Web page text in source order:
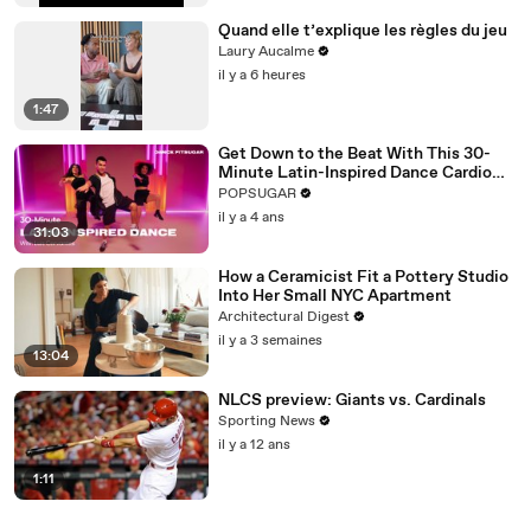
1:47
Quand elle t’explique les règles du jeu
Laury Aucalme
il y a 6 heures
31:03
Get Down to the Beat With This 30-
Minute Latin-Inspired Dance Cardio
Routine
POPSUGAR
il y a 4 ans
13:04
How a Ceramicist Fit a Pottery Studio
Into Her Small NYC Apartment
Architectural Digest
il y a 3 semaines
1:11
NLCS preview: Giants vs. Cardinals
Sporting News
il y a 12 ans